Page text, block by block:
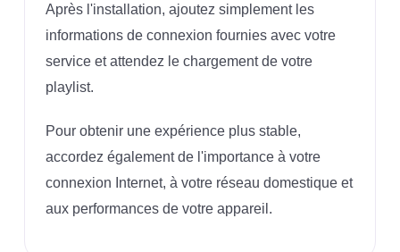
Après l'installation, ajoutez simplement les
informations de connexion fournies avec votre
service et attendez le chargement de votre
playlist.
Pour obtenir une expérience plus stable,
accordez également de l'importance à votre
connexion Internet, à votre réseau domestique et
aux performances de votre appareil.